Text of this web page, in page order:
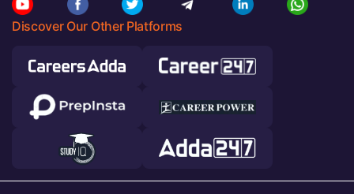
Discover Our Other Platforms